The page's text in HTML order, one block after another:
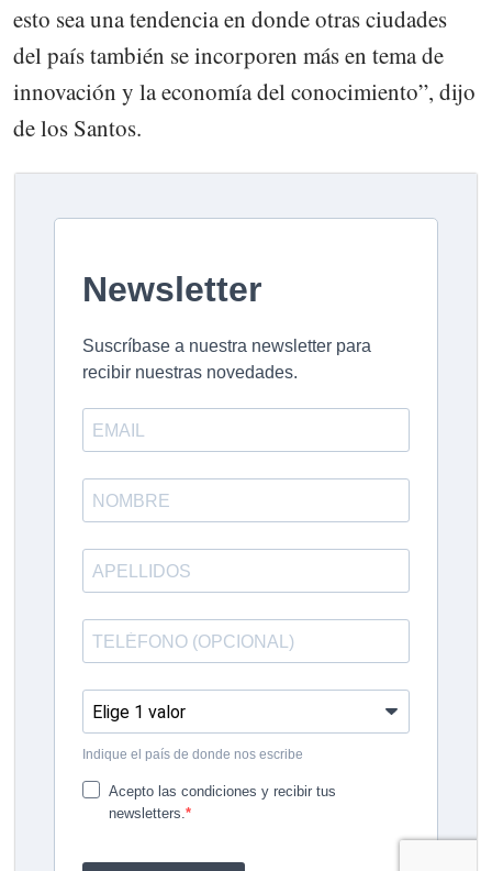
esto sea una tendencia en donde otras ciudades
del país también se incorporen más en tema de
innovación y la economía del conocimiento”, dijo
de los Santos.